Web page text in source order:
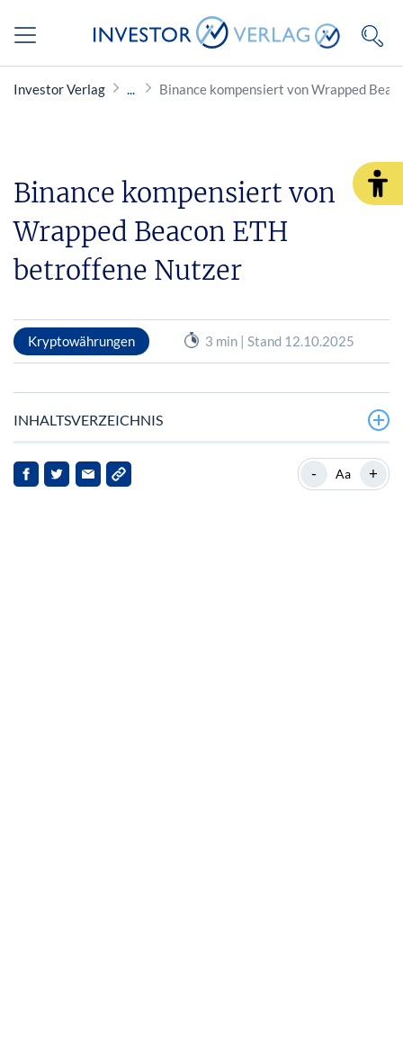
Investor Verlag Binance kompensiert von Wrapped
Binance kompensiert von
Wrapped Beacon ETH
betroffene Nutzer
Kryptowährungen 3 min | Stand 12.10.2025
INHALTSVERZEICHNIS
Sofortige Entwicklungen
- Aa +